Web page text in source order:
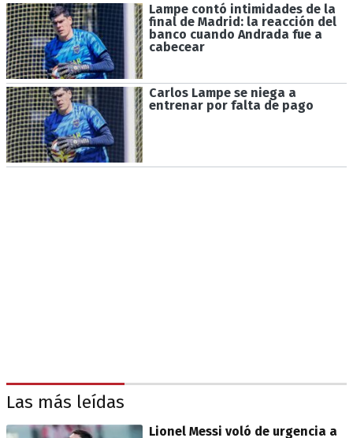
Lampe contó intimidades de la
final de Madrid: la reacción del
banco cuando Andrada fue a
cabecear
Carlos Lampe se niega a
entrenar por falta de pago
Las más leídas
Lionel Messi voló de urgencia a